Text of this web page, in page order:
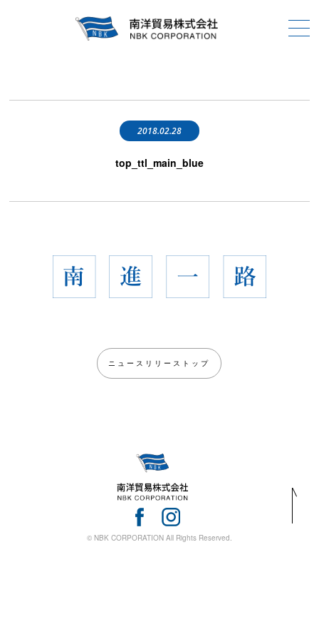
2018.02.28
top_ttl_main_blue
ニュースリリーストップ
© NBK CORPORATION All Rights Reserved.